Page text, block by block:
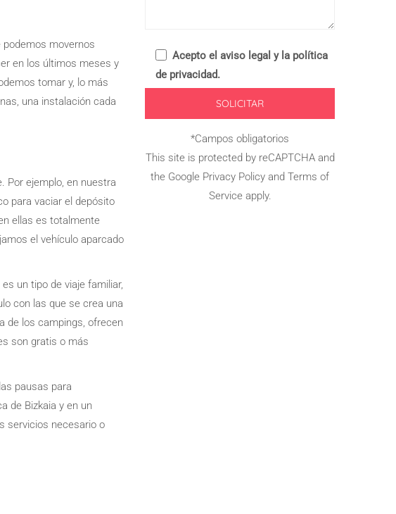
podemos movernos
en los últimos meses y
tomar y, lo más
una instalación cada
Por ejemplo, en nuestra
para vaciar el depósito
ellas es totalmente
el vehículo aparcado
un tipo de viaje familiar,
con las que se crea una
de los campings, ofrecen
son gratis o más
pausas para
de Bizkaia y en un
servicios necesario o
Acepto el aviso legal y la política
de privacidad.
*Campos obligatorios
This site is protected by reCAPTCHA and
the Google Privacy Policy and Terms of
Serviceapply.